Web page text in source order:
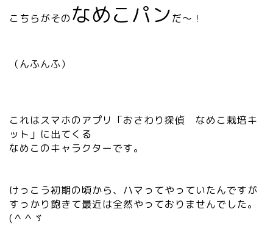
こちらがそのなめこパンだ～！
（んふんふ）
これはスマホのアプリ「おさわり探偵 なめこ栽培キ
ット」に出てくる
なめこのキャラクターです。
けっこう初期の頃から、ハマってやっていたんですが
すっかり飽きて最近は全然やっておりませんでした。
(＾＾ゞ